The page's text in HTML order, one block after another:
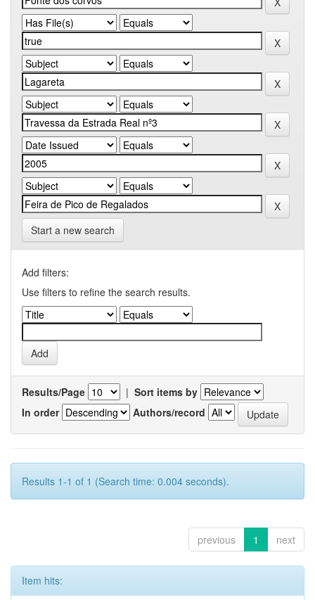
Start a new search
Add filters:
Use filters to refine the search results.
Results/Page | Sort items by
In order
Authors/record
Results 1-1 of 1 (Search time: 0.004 seconds).
previous 1 next
Item hits: